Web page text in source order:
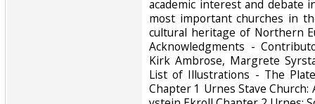
academic interest and debate
most important churches in
cultural heritage of Northern
Acknowledgments -
Kirk Ambrose, Margrete
List of Illustrations - The
Chapter 1 Urnes Stave